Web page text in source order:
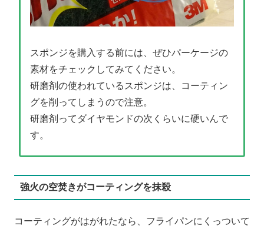
スポンジを購入する前には、ぜひパーケージの
素材をチェックしてみてください。
研磨剤の使われているスポンジは、コーティン
グを削ってしまうので注意。
研磨剤ってダイヤモンドの次くらいに硬いんで
す。
強火の空焚きがコーティングを抹殺
コーティングがはがれたなら、フライパンにくっついて